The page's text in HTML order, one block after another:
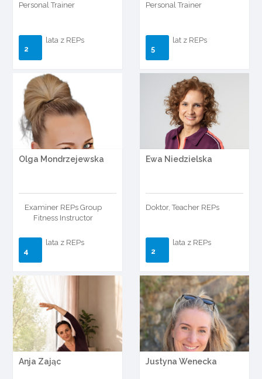
Personal Trainer
2
lata z REPs
Personal Trainer
5
lat z REPs
Olga Mondrzejewska
Examiner REPs Group
Fitness Instructor
4
lata z REPs
Ewa Niedzielska
Doktor, Teacher REPs
2
lata z REPs
Anja Zając Justyna Wenecka